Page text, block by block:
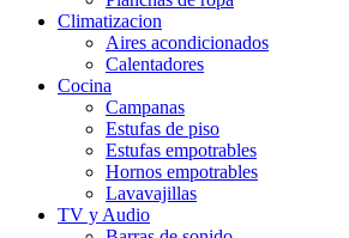
Climatizacion
Aires acondicionados
Calentadores
Cocina
Campanas
Estufas de piso
Estufas empotrables
Hornos empotrables
Lavavajillas
TV y Audio